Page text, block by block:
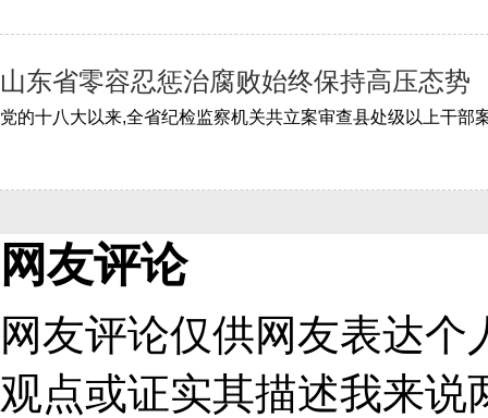
山东省零容忍惩治腐败始终保持高压态势
网友评论
网友评论仅供网友表达
观点或证实其描述我来说